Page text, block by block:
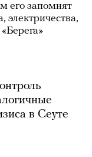
его запомнят
электричества,
в Сеуте